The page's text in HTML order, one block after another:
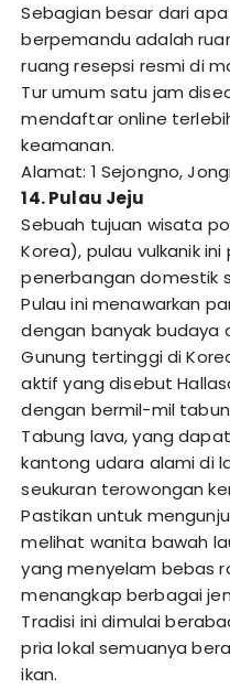
Sebagian besar dari
berpemandu adalah
ruang resepsi resmi di
Tur umum satu jam
mendaftar online
keamanan.
Alamat: 1 Sejongno,
14. Pulau Jeju
Sebuah tujuan wisata
Korea), pulau vulkanik
penerbangan domestik
Pulau ini menawarkan
dengan banyak budaya
Gunung tertinggi di
aktif yang disebut
dengan bermil-mil
Tabung lava, yang
kantong udara alami di
seukuran terowongan
Pastikan untuk
melihat wanita bawah
yang menyelam bebas
menangkap berbagai
Tradisi ini dimulai
pria lokal semuanya
ikan.